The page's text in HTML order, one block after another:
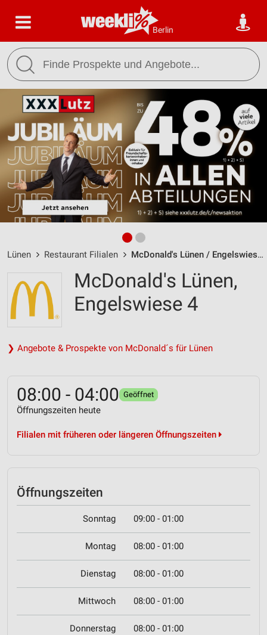
Berlin
Lünen Restaurant Filialen McDonald's Lünen / Engelswiese 4 - Öffnungszeiten & Adresse
McDonald's Lünen,
Engelswiese 4
❯ Angebote & Prospekte von McDonald´s für Lünen
08:00 - 04:00 Geöffnet
Öffnungszeiten heute
Filialen mit früheren oder längeren Öffnungszeiten
Öffnungszeiten
Sonntag 09:00 - 01:00
Montag 08:00 - 01:00
Dienstag 08:00 - 01:00
Mittwoch 08:00 - 01:00
Donnerstag 08:00 - 01:00